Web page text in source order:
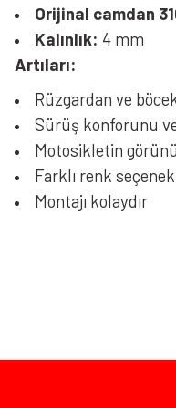
Orijinal camdan
Kalınlık: 4 mm
Artıları:
Rüzgardan ve
Sürüş konforunu
Motosikletin
Farklı renk
Montajı kolaydır
Ürün bilgilerinde hatalar